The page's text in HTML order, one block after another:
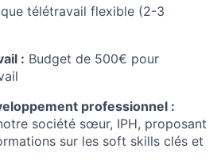
télétravail flexible (2-3
: Budget de 500€ pour
professionnel :
société sœur, IPH, proposant
sur les soft skills clés et